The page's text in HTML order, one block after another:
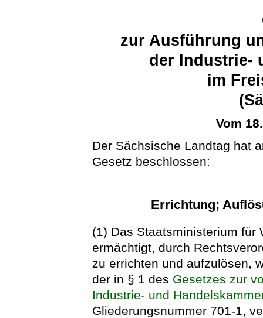
zur Ausführung
der Industrie-
im
Vom
Der Sächsische Landtag hat
Gesetz beschlossen:
Errichtung;
(1) Das Staatsministerium für
ermächtigt, durch
zu errichten und aufzulösen,
der in § 1 des Gesetzes zur
Industrie- und
Gliederungsnummer 701-1,